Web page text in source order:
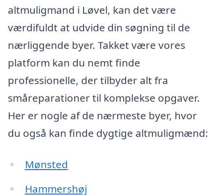
altmuligmand i Løvel, kan det være
værdifuldt at udvide din søgning til de
nærliggende byer. Takket være vores
platform kan du nemt finde
professionelle, der tilbyder alt fra
småreparationer til komplekse opgaver.
Her er nogle af de nærmeste byer, hvor
du også kan finde dygtige altmuligmænd:
Mønsted
Hammershøj